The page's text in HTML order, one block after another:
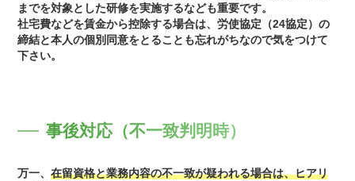
までを対象とした研修を実施するなども重要です。
社宅費などを賃金から控除する場合は、労使協定（24協定）の
締結と本人の個別同意をとることも忘れがちなので気をつけて
下さい。
事後対応（不一致判明時）
万一、在留資格と業務内容の不一致が疑われる場合は、ヒアリ